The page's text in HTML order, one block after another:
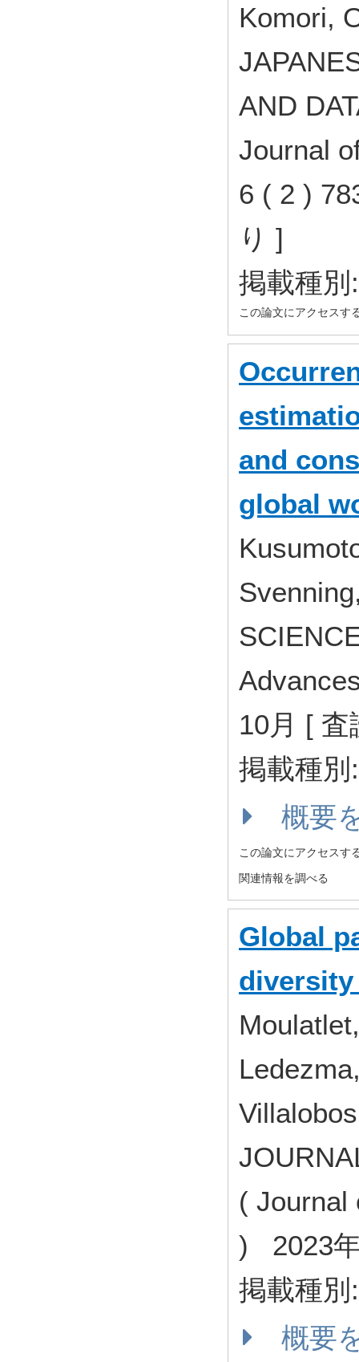
Komori,
AND
Journal
6 ( 2 )
り ]
掲載種
この論文にアクセスす
and
global
10月 [ 査
掲載種
概要
この論文にアクセスす
関連情報を調べる
Global
( Journal
) 2023
掲載種
概要